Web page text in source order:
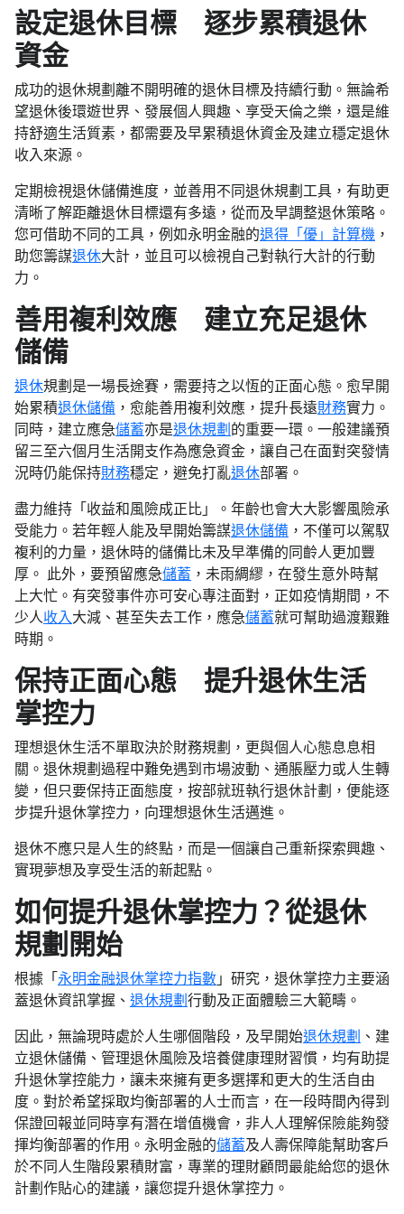
設定退休目標 逐步累積退休
資金
成功的退休規劃離不開明確的退休目標及持續行動。無論希
望退休後環遊世界、發展個人興趣、享受天倫之樂，還是維
持舒適生活質素，都需要及早累積退休資金及建立穩定退休
收入來源。
定期檢視退休儲備進度，並善用不同退休規劃工具，有助更
清晰了解距離退休目標還有多遠，從而及早調整退休策略。
您可借助不同的工具，例如永明金融的退得「優」計算機 ，
助您籌謀退休大計，並且可以檢視自己對執行大計的行動
力。
善用複利效應 建立充足退休
儲備
退休規劃是一場長途賽，需要持之以恆的正面心態。愈早開
始累積退休儲備 ，愈能善用複利效應，提升長遠財務實力。
同時，建立應急儲蓄亦是退休規劃 的重要一環。一般建議預
留三至六個月生活開支作為應急資金，讓自己在面對突發情
況時仍能保持財務穩定，避免打亂退休部署。
盡力維持「收益和風險成正比」。年齡也會大大影響風險承
受能力。若年輕人能及早開始籌謀退休儲備 ，不僅可以駕馭
複利的力量，退休時的儲備比未及早準備的同齡人更加豐
厚。 此外，要預留應急儲蓄 ，未雨綢繆，在發生意外時幫
上大忙。有突發事件亦可安心專注面對，正如疫情期間，不
少人收入 大減、甚至失去工作，應急儲蓄就可幫助過渡艱難
時期。
保持正面心態 提升退休生活
掌控力
理想退休生活不單取決於財務規劃，更與個人心態息息相
關。退休規劃過程中難免遇到市場波動、通脹壓力或人生轉
變，但只要保持正面態度，按部就班執行退休計劃，便能逐
步提升退休掌控力，向理想退休生活邁進。
退休不應只是人生的終點，而是一個讓自己重新探索興趣、
實現夢想及享受生活的新起點。
如何提升退休掌控力？從退休
規劃開始
根據「 永明金融退休掌控力指數 」研究，退休掌控力主要涵
蓋退休資訊掌握、 退休規劃 行動及正面體驗三大範疇。
因此，無論現時處於人生哪個階段，及早開始退休規劃 、建
立退休儲備、管理退休風險及培養健康理財習慣，均有助提
升退休掌控能力，讓未來擁有更多選擇和更大的生活自由
度。對於希望採取均衡部署的人士而言，在一段時間內得到
保證回報並同時享有潛在增值機會，非人人理解保險能夠發
揮均衡部署的作用。永明金融的儲蓄及人壽保障能幫助客戶
於不同人生階段累積財富，專業的理財顧問最能給您的退休
計劃作貼心的建議，讓您提升退休掌控力。